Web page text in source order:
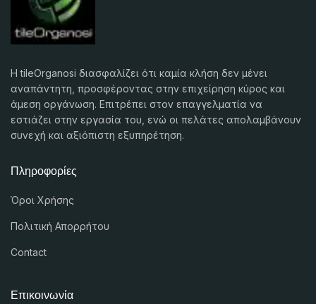
Η tileOrganosi διασφαλίζει ότι καμία κλήση δεν μένει
αναπάντητη, προσφέροντας στην επιχείρηση κύρος και
άμεση οργάνωση. Επιτρέπει στον επαγγελματία να
εστιάζει στην εργασία του, ενώ οι πελάτες απολαμβάνουν
συνεχή και αξιόπιστη εξυπηρέτηση.
Πληροφορίες
Όροι Χρήσης
Πολιτική Απορρήτου
Contact
Επικοινωνία